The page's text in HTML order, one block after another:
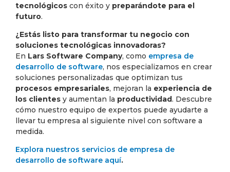
tecnológicos con éxito y preparándote para el
futuro.
¿Estás listo para transformar tu negocio con
soluciones tecnológicas innovadoras?
En Lars Software Company, como empresa de
desarrollo de software, nos especializamos en crear
soluciones personalizadas que optimizan tus
procesos empresariales, mejoran la experiencia de
los clientes y aumentan la productividad. Descubre
cómo nuestro equipo de expertos puede ayudarte a
llevar tu empresa al siguiente nivel con software a
medida.
Explora nuestros servicios de empresa de
desarrollo de software aquí.